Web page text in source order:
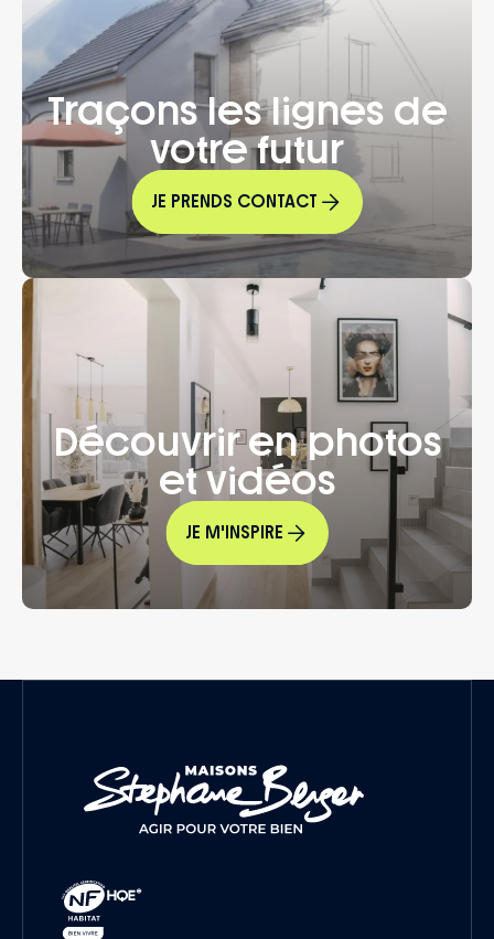
Traçons les lignes de
votre futur
JE PRENDS CONTACT
Découvrir en photos
et vidéos
JE M'INSPIRE